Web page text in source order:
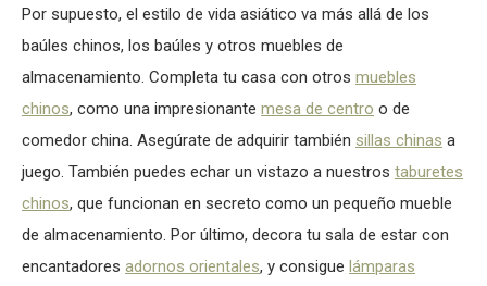
Por supuesto, el estilo de vida asiático va más allá de los
baúles chinos, los baúles y otros muebles de
almacenamiento. Completa tu casa con otros muebles
chinos, como una impresionante mesa de centro o de
comedor china. Asegúrate de adquirir también sillas chinas a
juego. También puedes echar un vistazo a nuestros taburetes
chinos, que funcionan en secreto como un pequeño mueble
de almacenamiento. Por último, decora tu sala de estar con
encantadores adornos orientales, y consigue lámparas